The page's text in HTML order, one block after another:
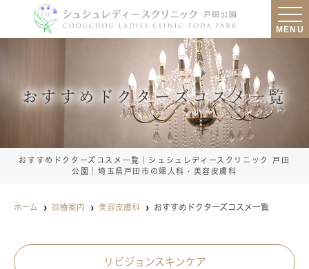
MENU
おすすめドクターズコスメ一覧
おすすめドクターズコスメ一覧｜シュシュレディースクリニック 戸田
公園｜埼玉県戸田市の婦人科・美容皮膚科
ホーム 診療案内 美容皮膚科 おすすめドクターズコスメ一覧
リビジョンスキンケア